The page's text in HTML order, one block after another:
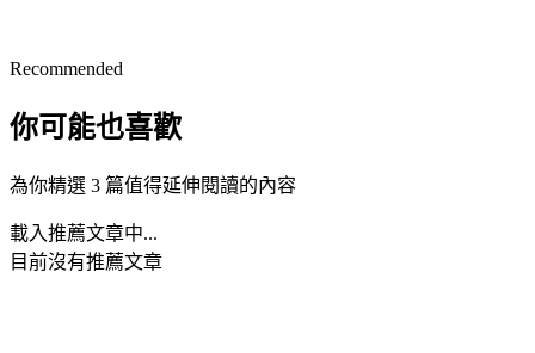
Recommended
你可能也喜歡
為你精選 3 篇值得延伸閱讀的內容
載入推薦文章中...
目前沒有推薦文章